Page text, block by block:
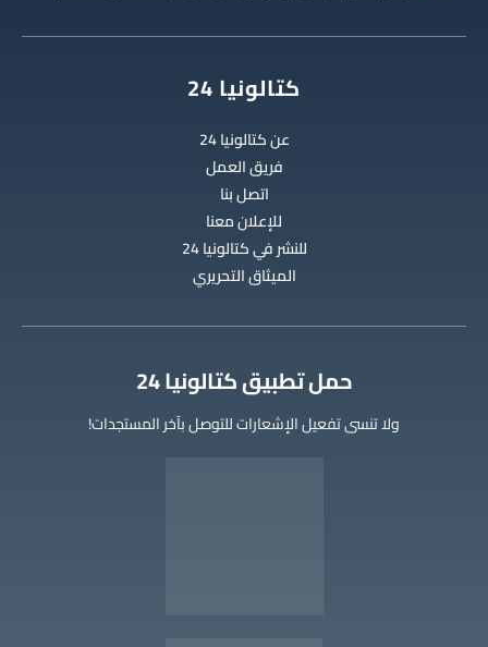
كتالونيا 24
عن كتالونيا 24
فريق العمل
اتصل بنا
للإعلان معنا
للنشر في كتالونيا 24
الميثاق التحريري
‫حمل تطبيق كتالونيا 24
ولا تنسى تفعيل الإشعارات للتوصل بآخر المستجدات!